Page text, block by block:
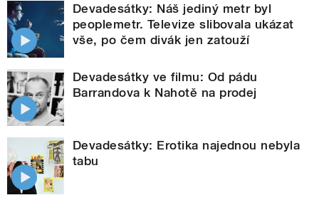
Devadesátky: Náš jediný metr byl
peoplemetr. Televize slibovala ukázat
vše, po čem divák jen zatouží
Devadesátky ve filmu: Od pádu
Barrandova k Nahotě na prodej
Devadesátky: Erotika najednou nebyla
tabu